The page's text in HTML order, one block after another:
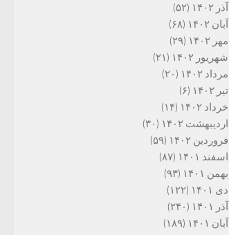
آذر ۱۴۰۲
(۵۲)
آبان ۱۴۰۲
(۶۸)
مهر ۱۴۰۲
(۲۹)
شهریور ۱۴۰۲
(۲۱)
مرداد ۱۴۰۲
(۲۰)
تیر ۱۴۰۲
(۶)
خرداد ۱۴۰۲
(۱۴)
اردیبهشت ۱۴۰۲
(۳۰)
فروردین ۱۴۰۲
(۵۹)
اسفند ۱۴۰۱
(۸۷)
بهمن ۱۴۰۱
(۹۳)
دی ۱۴۰۱
(۱۲۲)
آذر ۱۴۰۱
(۲۴۰)
آبان ۱۴۰۱
(۱۸۹)